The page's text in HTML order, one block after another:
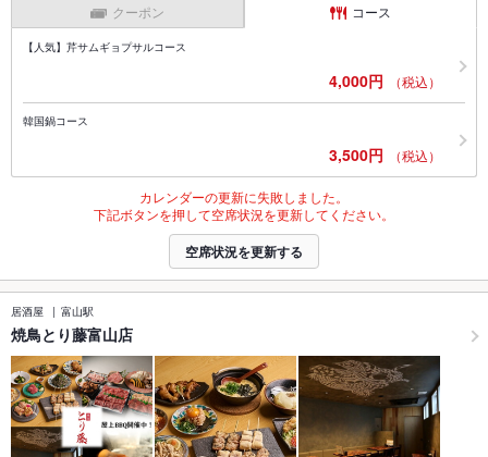
クーポン コース
【人気】芹サムギョプサルコース
4,000円 （税込）
韓国鍋コース
3,500円 （税込）
カレンダーの更新に失敗しました。
下記ボタンを押して空席状況を更新してください。
空席状況を更新する
居酒屋 富山駅
焼鳥とり藤富山店